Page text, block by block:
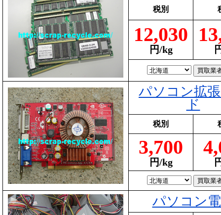
税別
12,030
円/kg
パソコン拡
ド
税別
3,700
円/kg
パソコン